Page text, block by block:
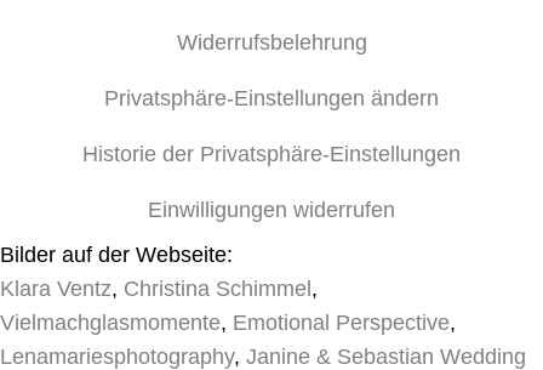
Widerrufsbelehrung
Privatsphäre-Einstellungen ändern
Historie der Privatsphäre-Einstellungen
Einwilligungen widerrufen
Bilder auf der Webseite:
Klara Ventz, Christina Schimmel,
Vielmachglasmomente, Emotional Perspective,
Lenamariesphotography, Janine & Sebastian Wedding